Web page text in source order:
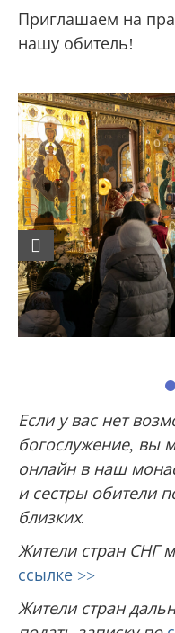
Приглашаем на
нашу обитель!
Previous
Если у вас нет
богослужение, вы
онлайн в наш
и сестры обители
близких.
Жители стран СНГ
ссылке >>
Жители стран